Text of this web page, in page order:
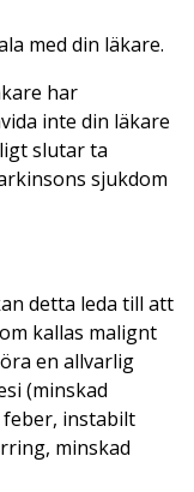
med din läkare.
har
inte din läkare
slutar ta
sjukdom
detta leda till att
kallas malignt
en allvarlig
(minskad
instabilt
minskad